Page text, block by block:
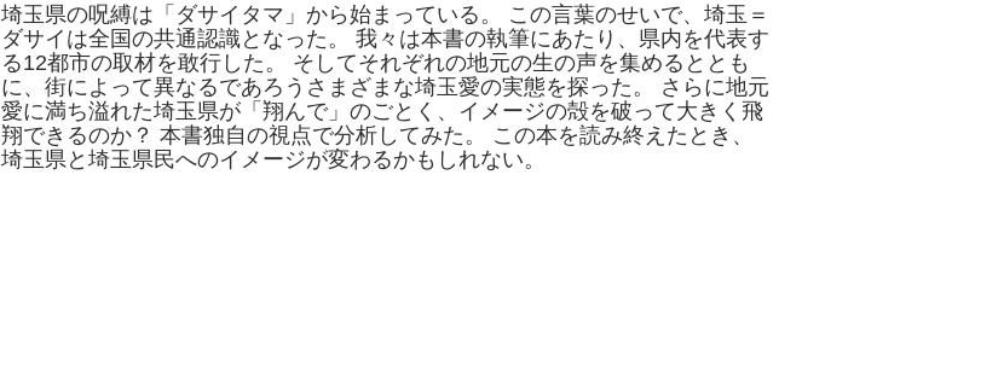
埼玉県の呪縛は「ダサイタマ」から始まっている。 この言葉のせいで、埼玉＝
ダサイは全国の共通認識となった。 我々は本書の執筆にあたり、県内を代表す
る12都市の取材を敢行した。 そしてそれぞれの地元の生の声を集めるととも
に、街によって異なるであろうさまざまな埼玉愛の実態を探った。 さらに地元
愛に満ち溢れた埼玉県が「翔んで」のごとく、イメージの殻を破って大きく飛
翔できるのか？ 本書独自の視点で分析してみた。 この本を読み終えたとき、
埼玉県と埼玉県民へのイメージが変わるかもしれない。